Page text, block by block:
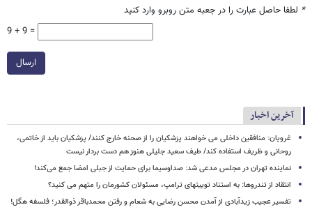
* لطفا حاصل عبارت را در جعبه متن روبرو وارد کنید
9 + 9 =
ارسال
آخرین اخبار
غرویان: منافقین داخلی می خواهند پزشکیان را از صحنه خارج کنند/ پزشکیان باید از خاتمی،
روحانی و ظریف استفاده کند/ طیف سعید جلیلی هنوز هم دست بردار نیست
نماینده تهران در مجلس مدعی شد: صداوسیما برای حمایت از جبلی امضا جمع می‌کند!
انتقاد از تندروها: به استناد توییتهای ترامپ، مسئولان کشورمان را متهم می کنید؟
تفسیر عجیب زیدآبادی از آمدن محسن رضایی به شعام و رفتن محمدباقر ذوالقدر؛ فلسفه هگل!